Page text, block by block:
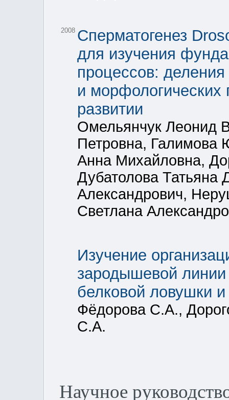
2008 Сперматогенез
для изучения
процессов:
и морфологических
развитии
Омельянчук Леонид
Петровна, Галимова
Анна Михайловна,
Дубатолова Татьяна
Александрович,
Светлана
Изучение
зародышевой
белковой ловушки
Фёдорова С.А.,
С.А.
Научное